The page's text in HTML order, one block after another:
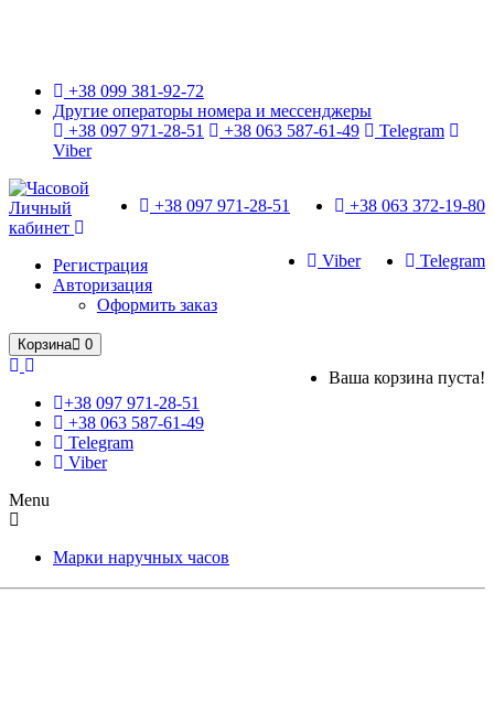
+38 099 381-92-72
Другие операторы номера и мессенджеры
+38 097 971-28-51
+38 063 587-61-49
Telegram
Viber
+38 063 372-19-80
+38 097 971-28-51
Telegram
Viber
Личный
кабинет
Регистрация
Авторизация
Оформить заказ
Корзина 0
Ваша корзина пуста!
+38 097 971-28-51
+38 063 587-61-49
Telegram
Viber
Menu
Марки наручных часов